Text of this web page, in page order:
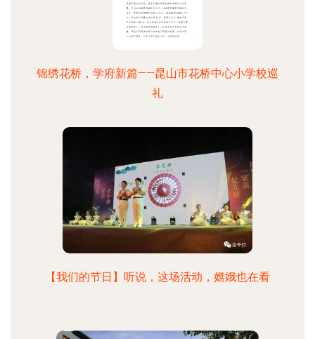
锦绣花桥，学府新篇——昆山市花桥中心小学校巡
礼
【我们的节日】听说，这场活动，嫦娥也在看